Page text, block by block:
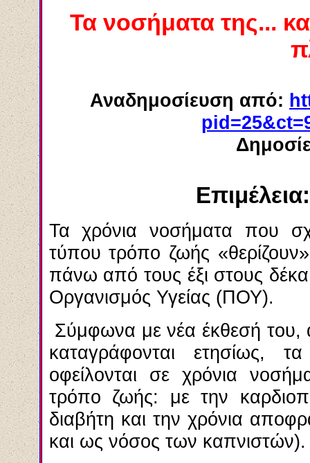
Τα νοσήματα της...
Αναδημοσίευση από:
Τα χρόνια νοσήματα που
τύπου τρόπο ζωής
πάνω από τους έξι στους
Οργανισμός Υγείας (ΠΟΥ).
Σύμφωνα με νέα έκθεσή του,
καταγράφονται ετησίως,
οφείλονται σε χρόνια
τρόπο ζωής: με την
διαβήτη και την χρόνια
και ως νόσος των καπνιστών).